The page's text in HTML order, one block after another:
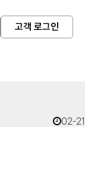
고객 로그인
02-21